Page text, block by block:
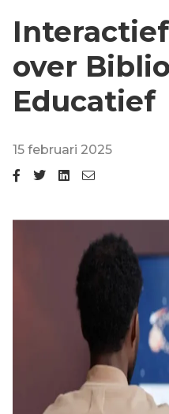
over
Educatief
15 februari 2025